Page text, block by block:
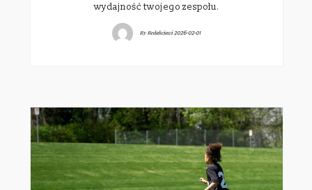
wydajność twojego zespołu.
ByRedakcjawi 2026-02-01